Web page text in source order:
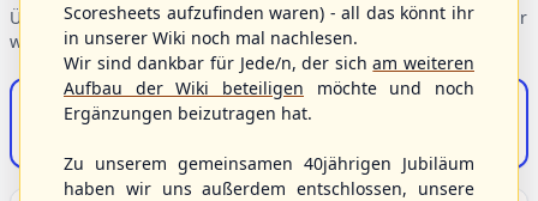
Übersicht der Verbandsbereiche – wählen Sie einen Einstieg für
weiterführende Informationen.
S/HBV-Shop
Scoresheets aufzufinden waren) - all das könnt ihr
in unserer Wiki noch mal nachlesen.
Wir sind dankbar für Jede/n, der sicham weiteren
Aufbau der Wiki beteiligen möchte und noch
Ergänzungen beizutragen hat.
Zu unserem gemeinsamen 40jährigen Jubiläum
haben wir uns außerdem entschlossen, unsere